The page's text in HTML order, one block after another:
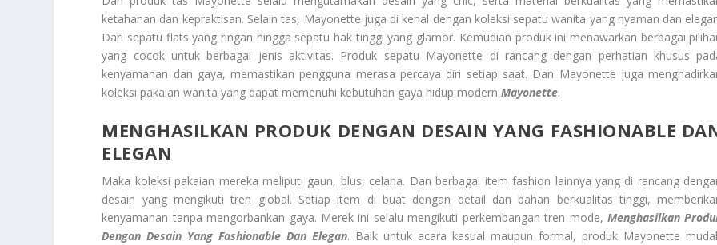
ketahanan dan kepraktisan. Selain tas, Mayonette juga di kenal dengan koleksi sepatu wanita yang nyaman dan
Dari sepatu flats yang ringan hingga sepatu hak tinggi yang glamor. Kemudian produk ini menawarkan berbagai
yang cocok untuk berbagai jenis aktivitas. Produk sepatu Mayonette di rancang dengan perhatian khusus
kenyamanan dan gaya, memastikan pengguna merasa percaya diri setiap saat. Dan Mayonette juga
koleksi pakaian wanita yang dapat memenuhi kebutuhan gaya hidup modern Mayonette.
MENGHASILKAN PRODUK DENGAN DESAIN YANG FASHIONABLE
ELEGAN
Maka koleksi pakaian mereka meliputi gaun, blus, celana. Dan berbagai item fashion lainnya yang di rancang
desain yang mengikuti tren global. Setiap item di buat dengan detail dan bahan berkualitas tinggi,
kenyamanan tanpa mengorbankan gaya. Merek ini selalu mengikuti perkembangan tren mode, Menghasilkan
Dengan Desain Yang Fashionable Dan Elegan. Baik untuk acara kasual maupun formal, produk Mayonette